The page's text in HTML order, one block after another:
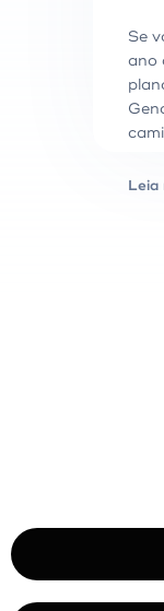
Se
ano
Leia